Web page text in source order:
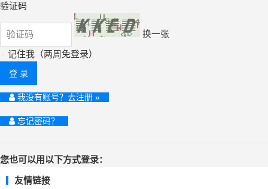
验证码
换一张
记住我（两周免登录）
登 录
我没有账号？去注册 »
忘记密码？
您也可以用以下方式登录：
友情链接